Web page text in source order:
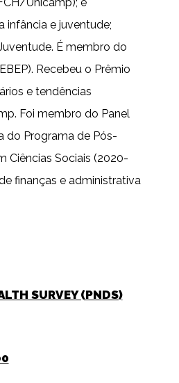
Unicamp); e
infância e juventude;
É membro do
Recebeu o Prêmio
e tendências
Foi membro do Panel
do Programa de Pós-
Ciências Sociais (2020-
finanças e administrativa
SURVEY (PNDS)